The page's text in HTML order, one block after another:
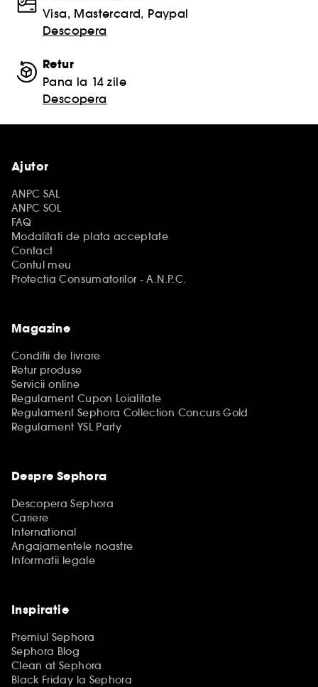
Visa, Mastercard, Paypal
Descopera
Retur
Pana la 14 zile
Descopera
Ajutor
ANPC SAL
ANPC SOL
FAQ
Modalitati de plata acceptate
Contact
Contul meu
Protectia Consumatorilor - A.N.P.C.
Magazine
Conditii de livrare
Retur produse
Servicii online
Regulament Cupon Loialitate
Regulament Sephora Collection Concurs Gold
Regulament YSL Party
Despre Sephora
Descopera Sephora
Cariere
International
Angajamentele noastre
Informatii legale
Inspiratie
Premiul Sephora
Sephora Blog
Clean at Sephora
Black Friday la Sephora